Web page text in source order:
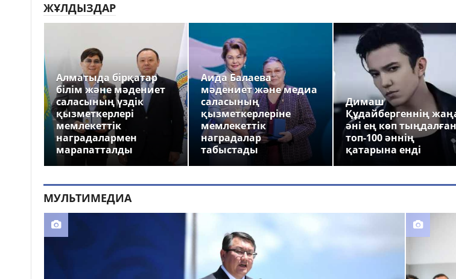
ЖҰЛДЫЗДАР
Алматыда бірқатар
білім және мәдениет
саласының үздік
қызметкерлері
мемлекеттік
наградалармен
марапатталды
Аида Балаева
мәдениет және медиа
саласының
қызметкерлеріне
мемлекеттік
наградалар
табыстады
Димаш
Құдайбергеннің
әні ең көп тыңдалған
топ-100 әннің
қатарына енді
МУЛЬТИМЕДИА